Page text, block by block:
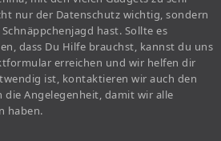
nur der Datenschutz wichtig, sondern
hast. Sollte es
dass Du Hilfe brauchst, kannst du uns
erreichen und wir helfen dir
ist, kontaktieren wir auch den
Angelegenheit, damit wir alle
haben.